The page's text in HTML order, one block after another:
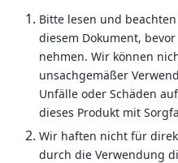
Bitte lesen und
diesem Dokument,
nehmen. Wir können
unsachgemäßer
Unfälle oder Schäden
dieses Produkt mit
Wir haften nicht für
durch die Verwendung